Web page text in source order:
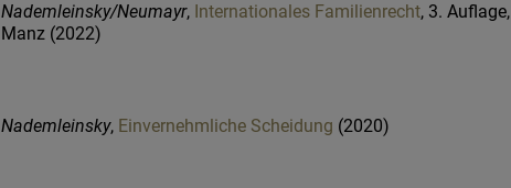
Nademleinsky/Neumayr, Internationales Familienrecht, 3. Auflage,
Manz (2022)
Nademleinsky, Einvernehmliche Scheidung (2020)